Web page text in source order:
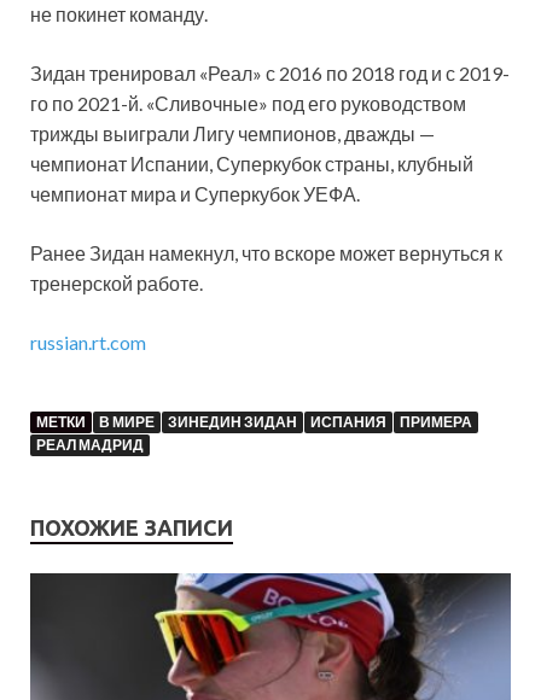
не покинет команду.
Зидан тренировал «Реал» с 2016 по 2018 год и с 2019-
го по 2021-й. «Сливочные» под его руководством
трижды выиграли Лигу чемпионов, дважды —
чемпионат Испании, Суперкубок страны, клубный
чемпионат мира и Суперкубок УЕФА.
Ранее Зидан намекнул, что вскоре может вернуться к
тренерской работе.
russian.rt.com
МЕТКИ В МИРЕ ЗИНЕДИН ЗИДАН ИСПАНИЯ
ПРИМЕРА
РЕАЛ МАДРИД
ПОХОЖИЕ ЗАПИСИ